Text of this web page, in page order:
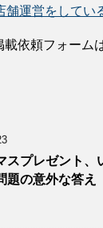
舗運営をしてい
載依頼フォーム
スプレゼント、
題の意外な答え